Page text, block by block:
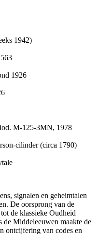
1942)
1926
M-125-3MN, 1978
cilinder (circa 1790)
signalen en geheimtalen
De oorsprong van de
de klassieke Oudheid
Middeleeuwen maakte de
ontcijfering van codes en